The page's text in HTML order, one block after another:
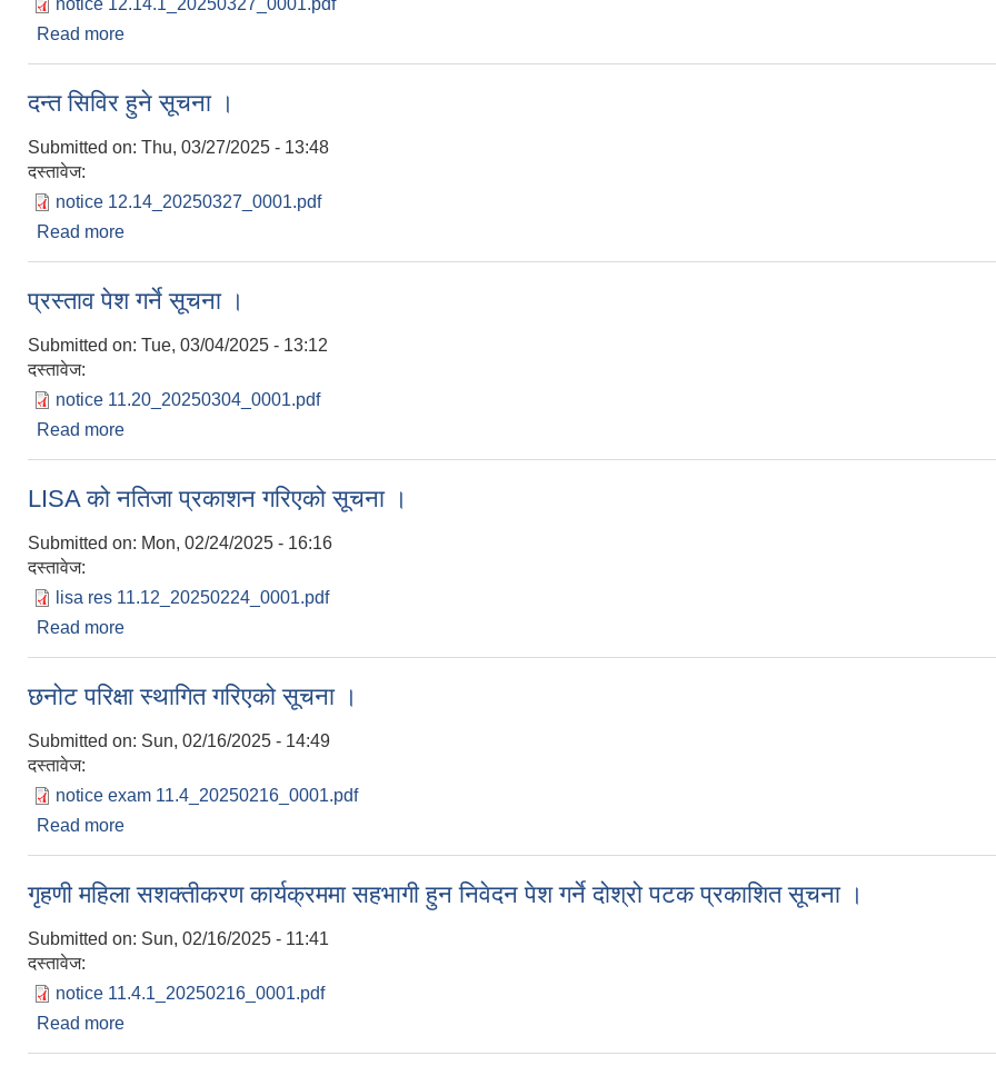
Read more
दन्त सिविर हुने सूचना ।
Submitted on: Thu, 03/27/2025 - 13:48
दस्तावेज:
notice 12.14_20250327_0001.pdf
Read more
प्रस्ताव पेश गर्ने सूचना ।
Submitted on: Tue, 03/04/2025 - 13:12
दस्तावेज:
notice 11.20_20250304_0001.pdf
Read more
LISA को नतिजा प्रकाशन गरिएको सूचना ।
Submitted on: Mon, 02/24/2025 - 16:16
दस्तावेज:
lisa res 11.12_20250224_0001.pdf
Read more
छनोट परिक्षा स्थागित गरिएको सूचना ।
Submitted on: Sun, 02/16/2025 - 14:49
दस्तावेज:
notice exam 11.4_20250216_0001.pdf
Read more
गृहणी महिला सशक्तीकरण कार्यक्रममा सहभागी हुन निवेदन पेश गर्ने दोश्रो पटक प्रकाशित सूचना ।
Submitted on: Sun, 02/16/2025 - 11:41
दस्तावेज:
notice 11.4.1_20250216_0001.pdf
Read more